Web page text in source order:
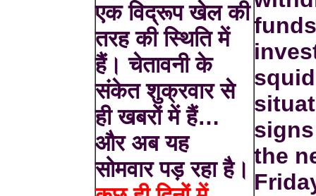
एक विद्रूप खेल की
तरह की स्थिति में
हैं। चेतावनी के
संकेत शुक्रवार से
ही खबरों में हैं…
और अब यह
सोमवार पड़ रहा है।
the